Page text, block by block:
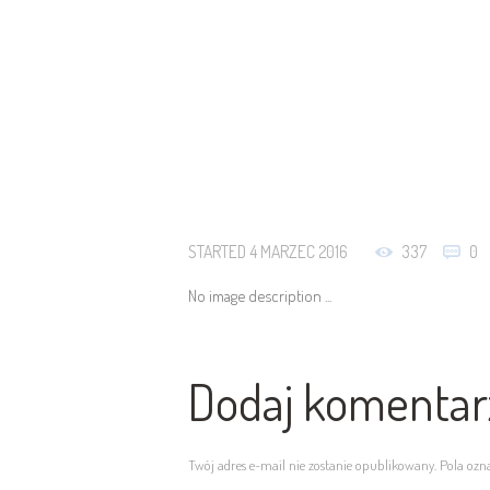
STARTED 4 MARZEC 2016 337 0
No image description ...
Dodaj
Twój adres e-mail nie zostanie opublikowany. Pola